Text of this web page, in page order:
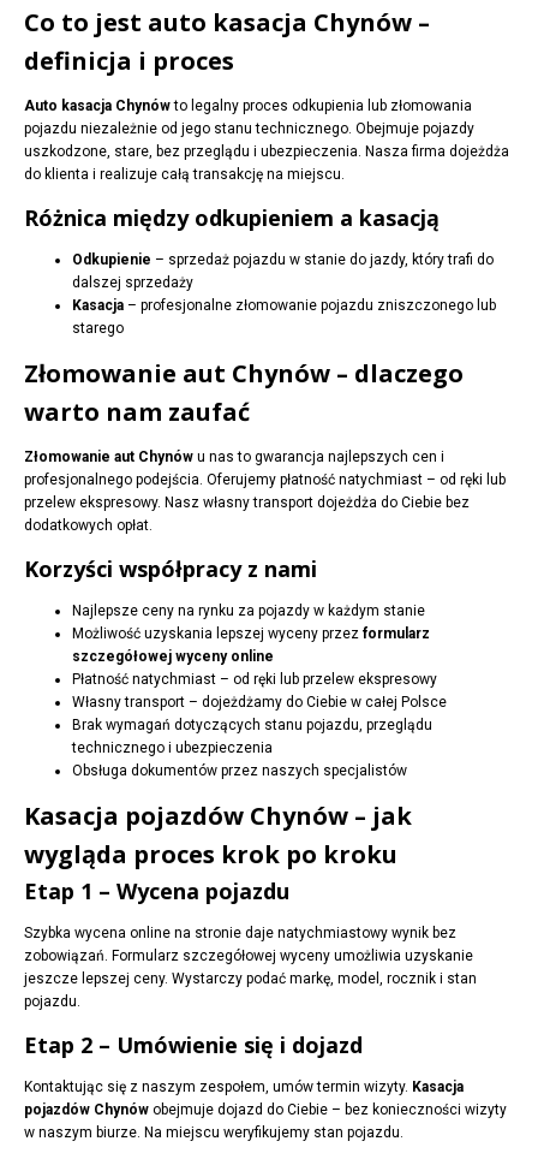
Co to jest auto kasacja Chynów –
definicja i proces
Auto kasacja Chynówto legalny proces odkupienia lub złomowania
pojazdu niezależnie od jego stanu technicznego. Obejmuje pojazdy
uszkodzone, stare, bez przeglądu i ubezpieczenia. Nasza firma dojeżdża
do klienta i realizuje całą transakcję na miejscu.
Różnica między odkupieniem a kasacją
Odkupienie – sprzedaż pojazdu w stanie do jazdy, który trafi do
dalszej sprzedaży
Kasacja – profesjonalne złomowanie pojazdu zniszczonego lub
starego
Złomowanie aut Chynów – dlaczego
warto nam zaufać
Złomowanie aut Chynów u nas to gwarancja najlepszych cen i
profesjonalnego podejścia. Oferujemy płatność natychmiast – od ręki lub
przelew ekspresowy. Nasz własny transport dojeżdża do Ciebie bez
dodatkowych opłat.
Korzyści współpracy z nami
Najlepsze ceny na rynku za pojazdy w każdym stanie
Możliwość uzyskania lepszej wyceny przez formularz
szczegółowej wyceny online
Płatność natychmiast – od ręki lub przelew ekspresowy
Własny transport – dojeżdżamy do Ciebie w całej Polsce
Brak wymagań dotyczących stanu pojazdu, przeglądu
technicznego i ubezpieczenia
Obsługa dokumentów przez naszych specjalistów
Kasacja pojazdów Chynów – jak
wygląda proces krok po kroku
Etap 1 – Wycena pojazdu
Szybka wycena online na stronie daje natychmiastowy wynik bez
zobowiązań. Formularz szczegółowej wyceny umożliwia uzyskanie
jeszcze lepszej ceny. Wystarczy podać markę, model, rocznik i stan
pojazdu.
Etap 2 – Umówienie się i dojazd
Kontaktując się z naszym zespołem, umów termin wizyty. Kasacja
pojazdów Chynów obejmuje dojazd do Ciebie – bez konieczności wizyty
w naszym biurze. Na miejscu weryfikujemy stan pojazdu.